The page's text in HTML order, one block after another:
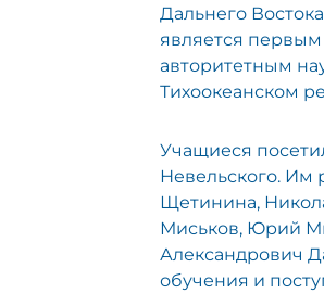
Дальнего
является
авторитетным
Тихоокеанском
Учащиеся
Невельского. Им
Щетинина,
Миськов, Юрий
Александрович
обучения и